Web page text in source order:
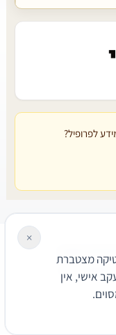
לפרופיל?
נגישותפרטיות
מצטברת
אישי, אין
×